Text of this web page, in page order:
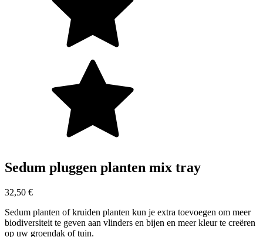
Sedum pluggen planten mix tray
32,50 €
Sedum planten of kruiden planten kun je extra toevoegen om meer
biodiversiteit te geven aan vlinders en bijen en meer kleur te creëren
op uw groendak of tuin.